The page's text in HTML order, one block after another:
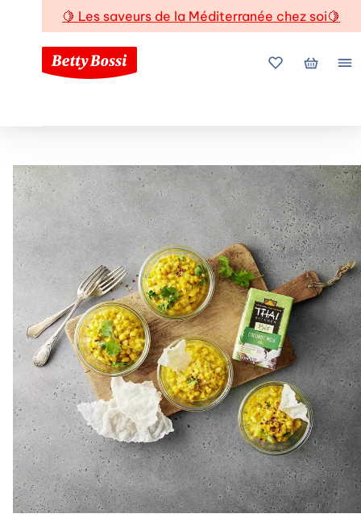
🍋 Les saveurs de la Méditerranée chez soi🍋
Mes favoris
Mon